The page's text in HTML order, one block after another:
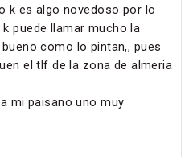
k es algo novedoso por lo
puede llamar mucho la
como lo pintan,, pues
el tlf de la zona de almeria
mi paisano uno muy